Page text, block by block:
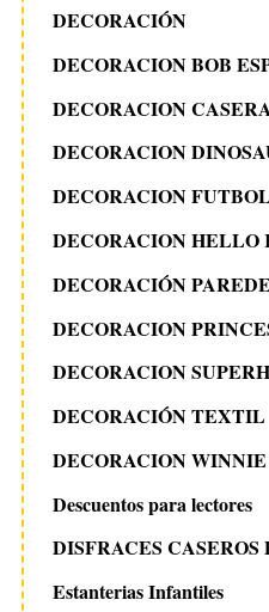
DECORACIÓN
DECORACION BOB
DECORACION
DECORACION
DECORACION
DECORACION HELLO
DECORACIÓN
DECORACION
DECORACION
DECORACIÓN TEXTIL
DECORACION
Descuentos para lectores
DISFRACES CASEROS
Estanterias Infantiles